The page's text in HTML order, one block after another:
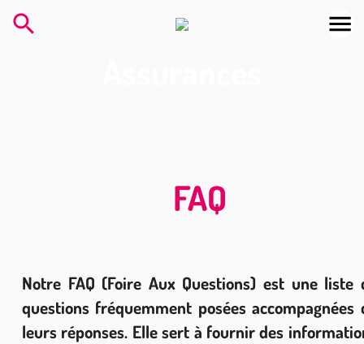
FAQ
Notre FAQ (Foire Aux Questions) est une liste
questions fréquemment posées accompagnées
leurs réponses. Elle sert à fournir des